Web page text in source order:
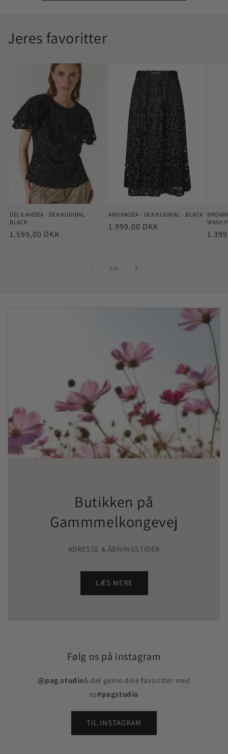
Jeres favoritter
DELILAHDEA - DEA KUDIBAL -
BLACK
Normalpris
1.599,00 DKK
ANONADEA - DEA KUDIBAL - BLACK
Normalpris
1.999,00 DKK
WASH
1 /af4
Butikken på
Gammmelkongevej
ADRESSE & ÅBNINGSTIDER
LÆS MERE
Følg os på instagram
@pag.studio& del gerne dine favoritter med
os#pagstudio
TIL INSTAGRAM